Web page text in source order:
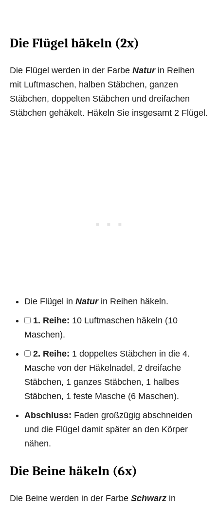
Die Flügel häkeln (2x)
Die Flügel werden in der Farbe Naturin Reihen
mit Luftmaschen, halben Stäbchen, ganzen
Stäbchen, doppelten Stäbchen und dreifachen
Stäbchen gehäkelt. Häkeln Sie insgesamt 2 Flügel.
Die Flügel in Naturin Reihen häkeln.
1. Reihe: 10 Luftmaschen häkeln (10
Maschen).
2. Reihe: 1 doppeltes Stäbchen in die 4.
Masche von der Häkelnadel, 2 dreifache
Stäbchen, 1 ganzes Stäbchen, 1 halbes
Stäbchen, 1 feste Masche (6 Maschen).
Abschluss: Faden großzügig abschneiden
und die Flügel damit später an den Körper
nähen.
Die Beine häkeln (6x)
Die Beine werden in der Farbe Schwarz in